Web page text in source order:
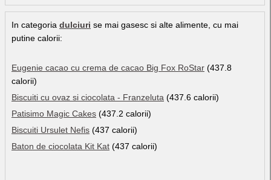
In categoria dulciuri se mai gasesc si alte alimente, cu mai
putine calorii:
Eugenie cacao cu crema de cacao Big Fox RoStar (437.8
calorii)
Biscuiti cu ovaz si ciocolata - Franzeluta (437.6 calorii)
Patisimo Magic Cakes (437.2 calorii)
Biscuiti Ursulet Nefis (437 calorii)
Baton de ciocolata Kit Kat (437 calorii)